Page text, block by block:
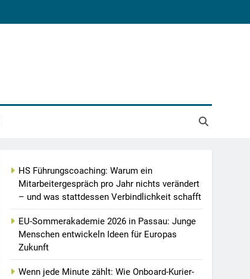
HS Führungscoaching: Warum ein
Mitarbeitergespräch pro Jahr nichts verändert
– und was stattdessen Verbindlichkeit schafft
EU-Sommerakademie 2026 in Passau: Junge
Menschen entwickeln Ideen für Europas
Zukunft
Wenn jede Minute zählt: Wie Onboard-Kurier-